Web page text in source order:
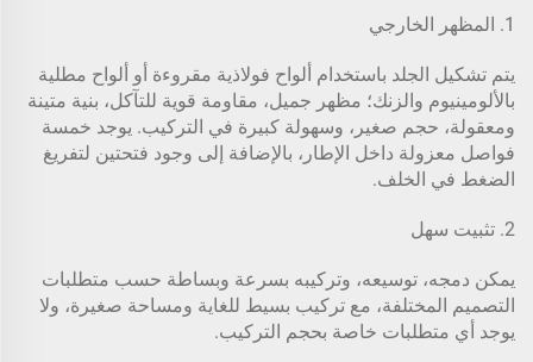
1. المظهر الخارجي
يتم تشكيل الجلد باستخدام ألواح فولاذية مقروءة أو ألواح مطلية
بالألومينيوم والزنك؛ مظهر جميل، مقاومة قوية للتآكل، بنية متينة
ومعقولة، حجم صغير، وسهولة كبيرة في التركيب. يوجد خمسة
فواصل معزولة داخل الإطار، بالإضافة إلى وجود فتحتين لتفريغ
الضغط في الخلف.
2. تثبيت سهل
يمكن دمجه، توسيعه، وتركيبه بسرعة وبساطة حسب متطلبات
التصميم المختلفة، مع تركيب بسيط للغاية ومساحة صغيرة، ولا
يوجد أي متطلبات خاصة بحجم التركيب.